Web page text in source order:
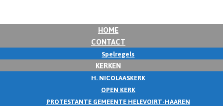
HOME
CONTACT
Spelregels
KERKEN
H. NICOLAASKERK
OPEN KERK
PROTESTANTE GEMEENTE HELEVOIRT-HAAREN